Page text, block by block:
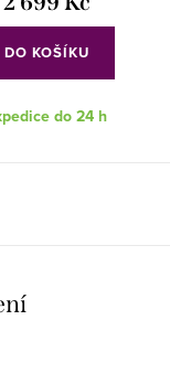
DO KOŠÍKU
do 24 h